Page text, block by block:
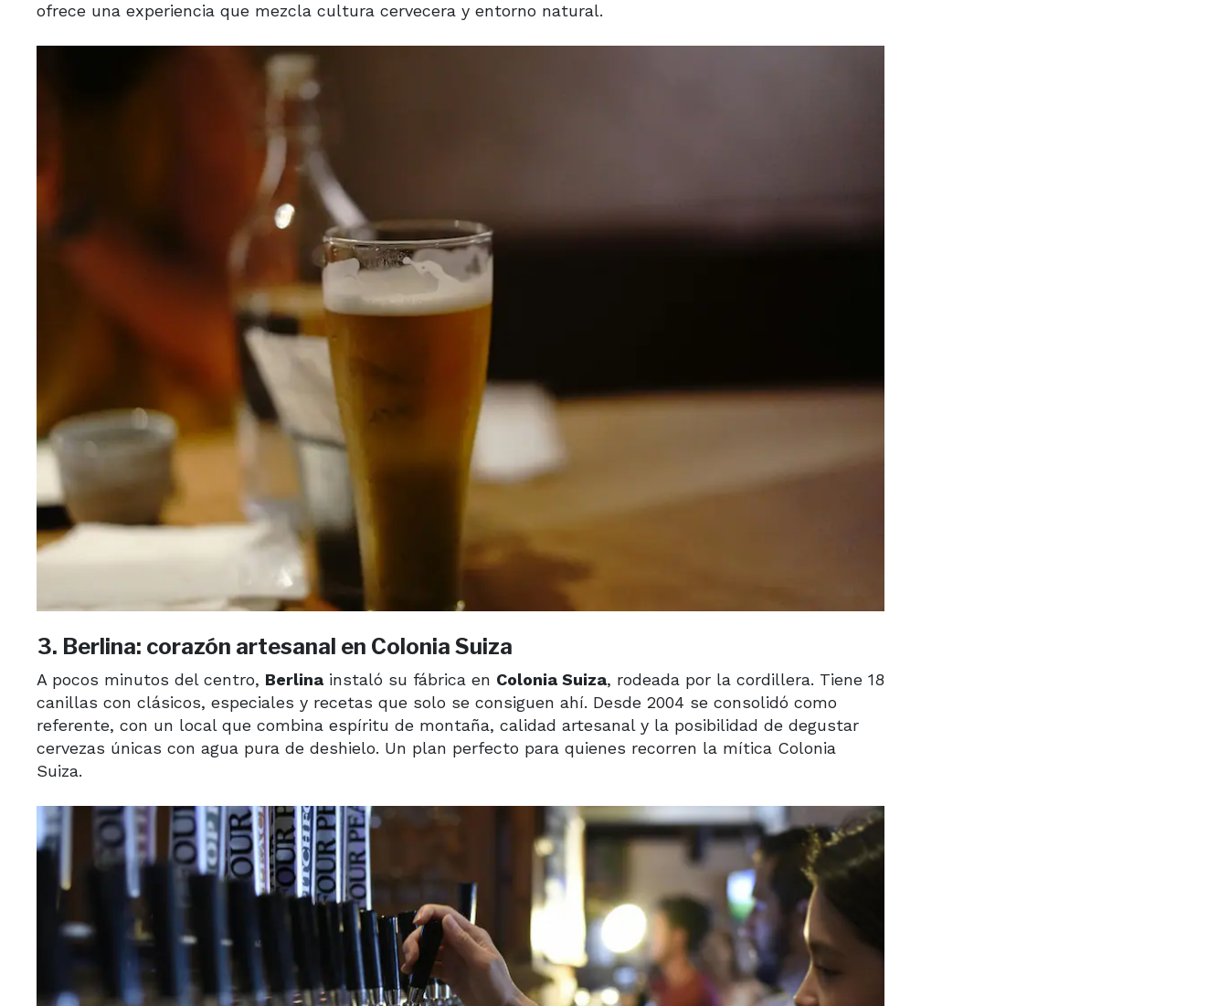
ofrece una experiencia que mezcla cultura cervecera y entorno natural.
3. Berlina: corazón artesanal en Colonia Suiza
A pocos minutos del centro, Berlina instaló su fábrica en Colonia Suiza, rodeada por la cordillera. Tiene 18
canillas con clásicos, especiales y recetas que solo se consiguen ahí. Desde 2004 se consolidó como
referente, con un local que combina espíritu de montaña, calidad artesanal y la posibilidad de degustar
cervezas únicas con agua pura de deshielo. Un plan perfecto para quienes recorren la mítica Colonia
Suiza.